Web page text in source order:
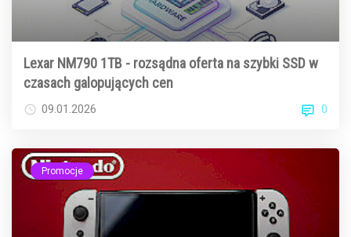
Lexar NM790 1TB - rozsądna oferta na szybki SSD w
czasach galopujących cen
09.01.2026 0
Promocje